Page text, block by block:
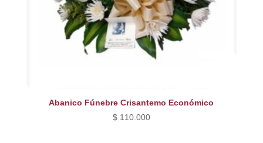
Abanico Fúnebre Crisantemo Económico
$110.000